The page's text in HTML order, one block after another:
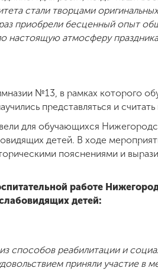
стали творцами
приобрели бесценный опыт
настоящую атмосферу
№13, в рамках которого
представляться и
для обучающихся
детей. В ходе
пояснениями и
работе
детей:
способов реабилитации и
приняли участие в